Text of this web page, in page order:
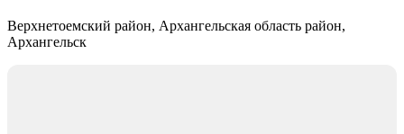
Верхнетоемский район, Архангельская область район,
Архангельск